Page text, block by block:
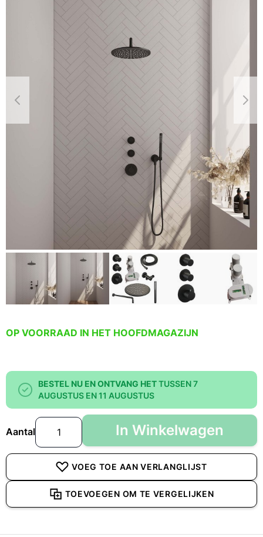
OP VOORRAAD IN HET HOOFDMAGAZIJN
BESTEL NU EN ONTVANG HETTUSSEN 7
AUGUSTUS EN 11 AUGUSTUS
Aantal In Winkelwagen
VOEG TOE AAN VERLANGLIJST
TOEVOEGEN OM TE VERGELIJKEN